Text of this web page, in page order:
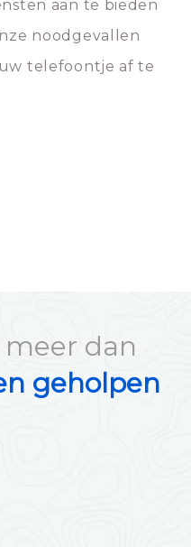
aan te bieden
noodgevallen
telefoontje af te
dan
geholpen